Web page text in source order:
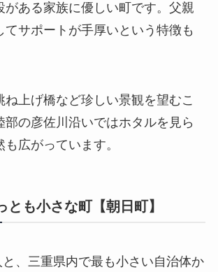
がある家族に優しい町です。父親
てサポートが手厚いという特徴も
ね上げ橋など珍しい景観を望むこ
部の彦佐川沿いではホタルを見ら
広がっています。
とも小さな町【朝日町】
と、三重県内で最も小さい自治体か